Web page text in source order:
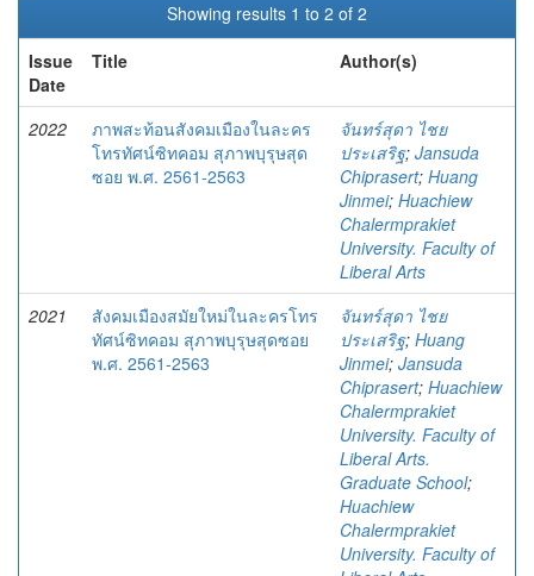
Showing results 1 to 2 of 2
Issue
Date
Title Author(s)
2022
ภาพสะท้อนสังคมเมืองในละคร
โทรทัศน์ซิทคอม สุภาพบุรุษสุด
ซอย พ.ศ. 2561-2563
จันทร์สุดา ไชย
ประเสริฐ; Jansuda
Chiprasert; Huang
Jinmei; Huachiew
Chalermprakiet
University. Faculty of
Liberal Arts
2021
สังคมเมืองสมัยใหม่ในละครโทร
ทัศน์ซิทคอม สุภาพบุรุษสุดซอย
พ.ศ. 2561-2563
จันทร์สุดา ไชย
ประเสริฐ; Huang
Jinmei; Jansuda
Chiprasert; Huachiew
Chalermprakiet
University. Faculty of
Liberal Arts.
Graduate School;
Huachiew
Chalermprakiet
University. Faculty of